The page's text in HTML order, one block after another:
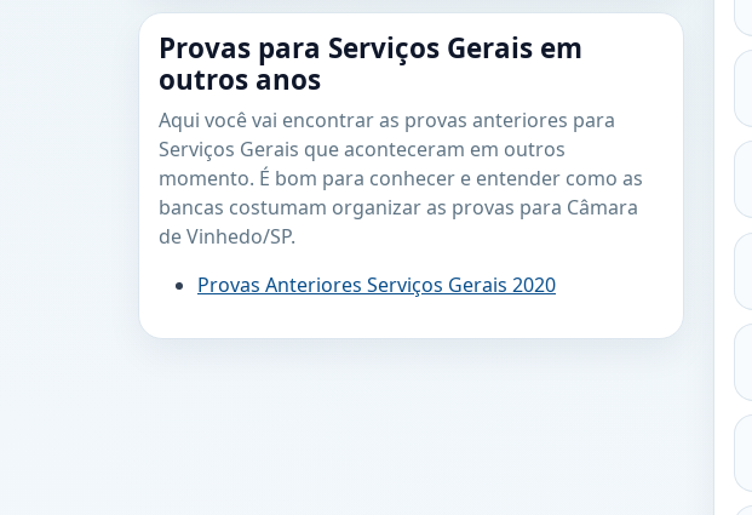
Provas para Serviços Gerais em
outros anos
Aqui você vai encontrar as provas anteriores para
Serviços Gerais que aconteceram em outros
momento. É bom para conhecer e entender como as
bancas costumam organizar as provas para Câmara
de Vinhedo/SP.
Provas Anteriores Serviços Gerais 2020